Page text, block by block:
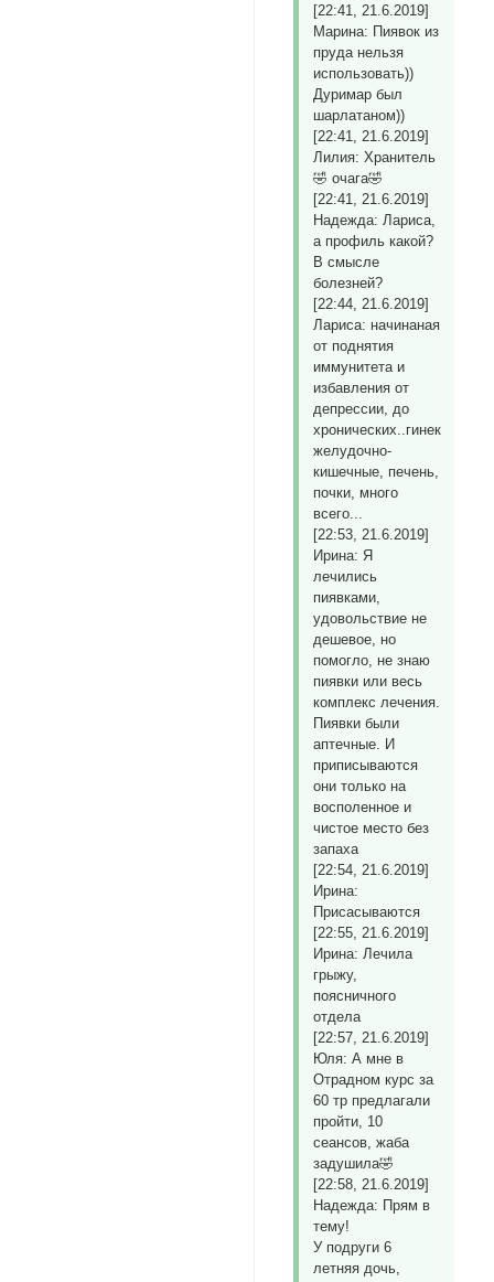
[22:41, 21.6.2019]
Марина: Пиявок из
пруда нельзя
использовать))
Дуримар был
шарлатаном))
[22:41, 21.6.2019]
Лилия: Хранитель
🤣 очага🤣
[22:41, 21.6.2019]
Надежда: Лариса,
а профиль какой?
В смысле
болезней?
[22:44, 21.6.2019]
Лариса: начинаная
от поднятия
иммунитета и
избавления от
депрессии, до
хронических..гинекология,
желудочно-
кишечные, печень,
почки, много
всего...
[22:53, 21.6.2019]
Ирина: Я
лечились
пиявками,
удовольствие не
дешевое, но
помогло, не знаю
пиявки или весь
комплекс лечения.
Пиявки были
аптечные. И
приписываются
они только на
восполенное и
чистое место без
запаха
[22:54, 21.6.2019]
Ирина:
Присасываются
[22:55, 21.6.2019]
Ирина: Лечила
грыжу,
поясничного
отдела
[22:57, 21.6.2019]
Юля: А мне в
Отрадном курс за
60 тр предлагали
пройти, 10
сеансов, жаба
задушила🤣
[22:58, 21.6.2019]
Надежда: Прям в
тему!
У подруги 6
летняя дочь,